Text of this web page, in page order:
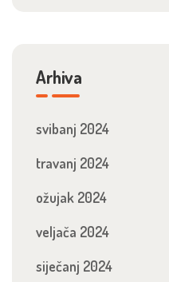
Arhiva
svibanj 2024
travanj 2024
ožujak 2024
veljača 2024
siječanj 2024